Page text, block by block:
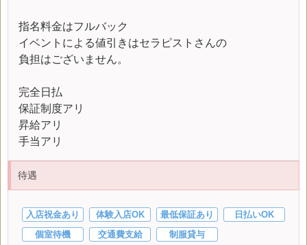
指名料金はフルバック
イベントによる値引きはセラピストさんの
負担はございません。
完全日払
保証制度アリ
昇給アリ
手当アリ
待遇
入店祝金あり 体験入店OK 最低保証あり
日払いOK
個室待機
交通費支給 制服貸与